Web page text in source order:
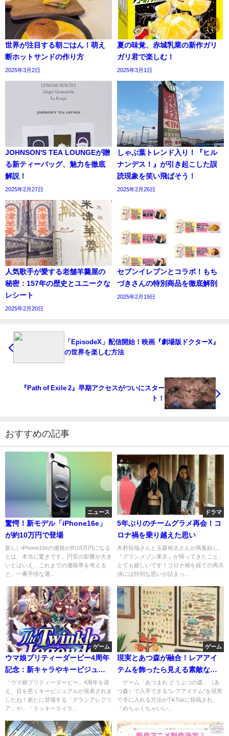
世界が注目する朝ごはん！萌え
断ホットサンドの作り方
2025年3月2日
夏の味覚、赤城乳業の新作ガリ
ガリ君で楽しむ！
2025年3月1日
JOHNSON'S TEA LOUNGEが贈
る新ティーバッグ、魅力を徹底
解説！
2025年2月27日
しゃぶ葉トレンド入り！『ヒル
ナンデス！』が引き起こした誤
読現象を笑い飛ばそう！
2025年2月26日
人気歌手が愛する老舗羊羹屋の
秘密：157年の歴史とユニークな
レシート
2025年2月20日
セブンイレブンとコラボ！もち
づきさんの特別商品を徹底解剖
2025年2月19日
「EpisodeX」配信開始！映画『劇場版ドクターX』
の世界を楽しむ方法
『Path of Exile 2』早期アクセスがついにスター
ト！
おすすめの記事
ニュース
驚愕！新モデル「iPhone16e」
が約10万円で登場
新しいiPhone16eの価格が約10万円になる
とは、本当に驚きです。円安の影響が大き
いとはいえ、これまでの価格帯を考える
と、一番手頃な選...
ドラマ
5年ぶりのチームグラメ再会！コ
ロナ禍を乗り越えた思い
木村拓哉さんと玉森裕太さんが再集結し、
『グランメゾン東京』が帰ってきたこと、
とても嬉しいです！コロナ禍を経ての再共
演には特別な思いが詰まっ...
ゲーム
ウマ娘プリティーダービー4周年
記念：新キャラやキービジュア
ルの全貌
「ウマ娘プリティーダービー」4周年を迎
え、目を惹くキービジュアルが発表されま
したね！新たに登場する「グランアレグリ
ア」や、「ラッキーライラ...
ゲーム
現実とあつ森が融合！レアアイ
テムを飾ったら見える素敵な光
景
ゲーム「あつまれ どうぶつの森」（あ
つ森）で入手できる“レアアイテム”を現実
で手に入れる方法がTikTokに投稿され、
「めちゃくちゃいい...